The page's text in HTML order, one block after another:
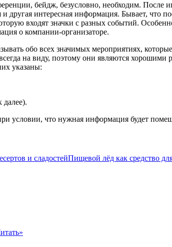
бейдж, безусловно, необходим.
другая интересная информация. Бывает, что
входят значки с разных событий.
о компании-организаторе.
обо всех значимых мероприятиях,
на виду, поэтому они являются
указаны:
далее).
условии, что нужная информация будет
Пищевой лёд как средство